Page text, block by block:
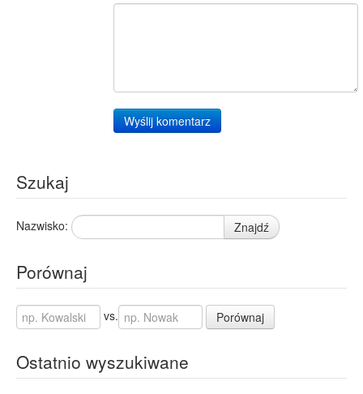
Wyślij komentarz
Szukaj
Nazwisko: Znajdź
Porównaj
vs. Porównaj
Ostatnio wyszukiwane